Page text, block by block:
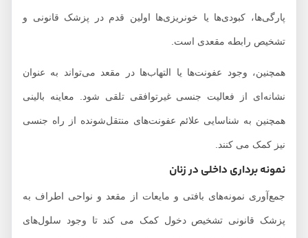
پارگی‌ها، کبودی‌ها یا خونریزی‌ها اولین قدم در پزشک قانونی و
تشخیص رابطه مقعدی است.
همچنین، وجود عفونت‌ها یا التهاب‌ها در مقعد می‌تواند به عنوان
نشانه‌ای از فعالیت جنسی غیرتوافقی تلقی شود. معاینه بالینی
همچنین به شناسایی علائم عفونت‌های منتقل‌شونده از راه جنسی
نیز کمک می کنند.
نمونه برداری داخلی در زنان
جمع‌آوری نمونه‌های بافتی و مایعات از مقعد و نواحی اطراف به
پزشک قانونی تشخیص دخول کمک می کند تا وجود سلول‌های